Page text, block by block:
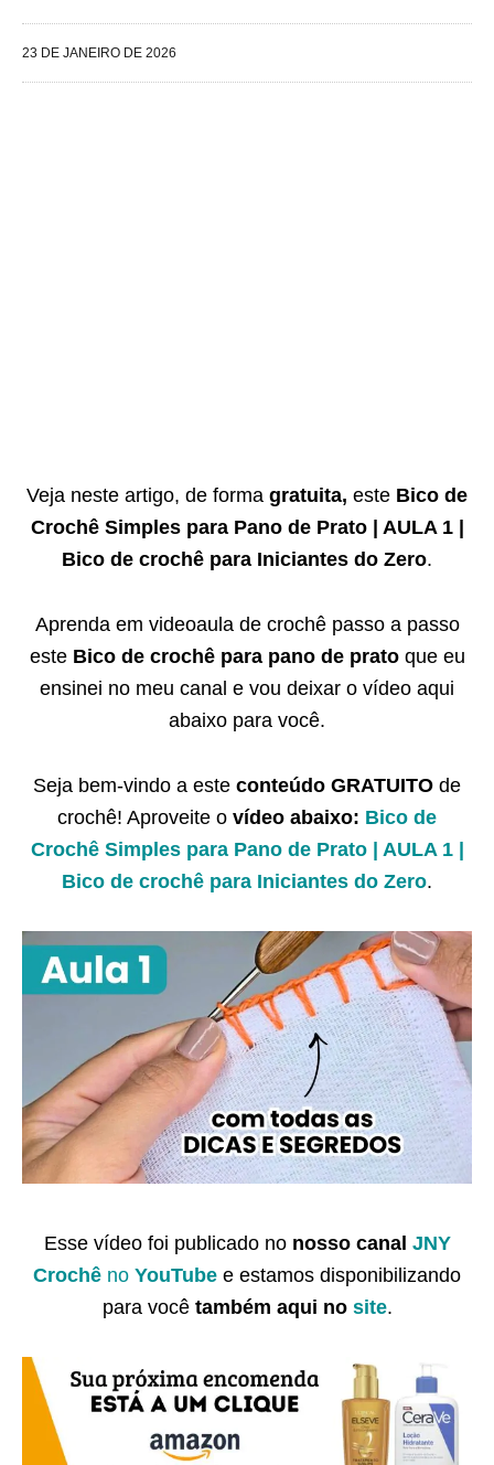
23 DE JANEIRO DE 2026
Veja neste artigo, de forma gratuita, este Bico de
Crochê Simples para Pano de Prato | AULA 1 |
Bico de crochê para Iniciantes do Zero.
Aprenda em videoaula de crochê passo a passo
esteBico de crochê para pano de prato que eu
ensinei no meu canal e vou deixar o vídeo aqui
abaixo para você.
Seja bem-vindo a este conteúdo GRATUITO de
crochê! Aproveite o vídeo abaixo: Bico de
Crochê Simples para Pano de Prato | AULA 1 |
Bico de crochê para Iniciantes do Zero.
Esse vídeo foi publicado no nosso canal JNY
Crochê no YouTube e estamos disponibilizando
para você também aqui no site.